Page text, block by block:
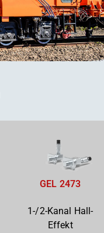
GEL 2473
1-/2-Kanal Hall-
Effekt